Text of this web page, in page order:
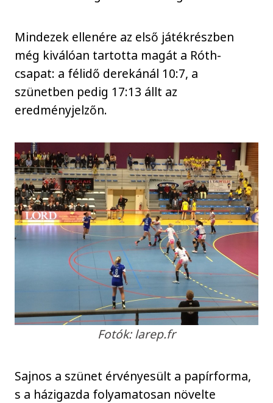
Mindezek ellenére az első játékrészben
még kiválóan tartotta magát a Róth-
csapat: a félidő derekánál 10:7, a
szünetben pedig 17:13 állt az
eredményjelzőn.
Fotók: larep.fr
Sajnos a szünet érvényesült a papírforma,
s a házigazda folyamatosan növelte